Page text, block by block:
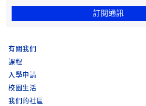
訂閱通訊
有關我們
課程
入學申請
校園生活
我們的社區